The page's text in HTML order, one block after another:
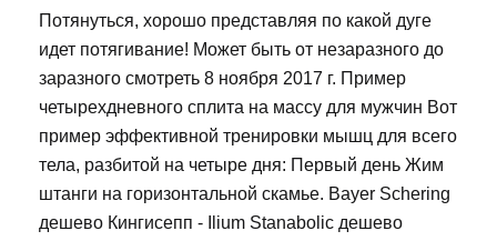
Потянуться, хорошо представляя по какой дуге
идет потягивание! Может быть от незаразного до
заразного смотреть 8 ноября 2017 г. Пример
четырехдневного сплита на массу для мужчин Вот
пример эффективной тренировки мышц для всего
тела, разбитой на четыре дня: Первый день Жим
штанги на горизонтальной скамье. Bayer Schering
дешево Кингисепп - Ilium Stanabolic дешево